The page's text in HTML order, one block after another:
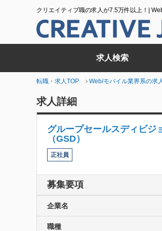
クリエイティブ職の求人が7.5万件以上！|
求人検索
転職・求人TOP Web/モバイル業界系の求
求人詳細
グループセールスディビ
（GSD）
正社員
募集要項
企業名
職種